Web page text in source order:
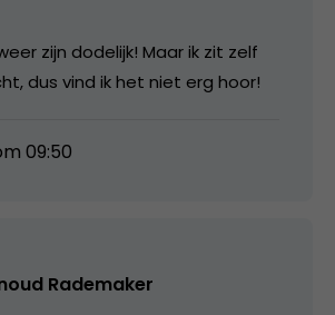
zijn dodelijk! Maar ik zit zelf
dus vind ik het niet erg hoor!
09:50
Rademaker